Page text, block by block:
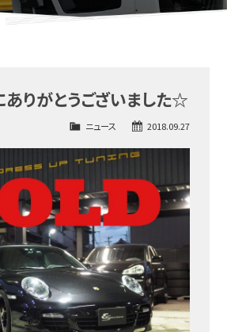
りがとうございました☆
2018.09.27
ニュース